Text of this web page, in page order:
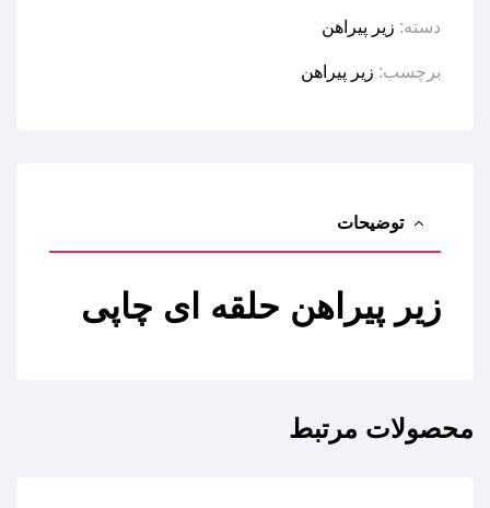
دسته: زیر پیراهن
برچسب: زیر پیراهن
توضیحات
زیر پیراهن حلقه ای چاپی
محصولات مرتبط